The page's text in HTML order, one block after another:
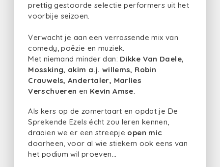
prettig gestoorde selectie performers uit het
voorbije seizoen.
Verwacht je aan een verrassende mix van
comedy, poëzie en muziek.
Met niemand minder dan: Dikke Van Daele,
Mossking, akim a.j. willems, Robin
Crauwels, Andertaler, Marlies
Verschueren en Kevin Amse.
Als kers op de zomertaart en opdat je De
Sprekende Ezels écht zou leren kennen,
draaien we er een streepje open mic
doorheen, voor al wie stiekem ook eens van
het podium wil proeven...